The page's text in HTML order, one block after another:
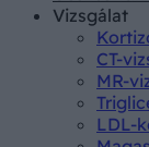
Vizsgálat
CT-
MR-
LDL-